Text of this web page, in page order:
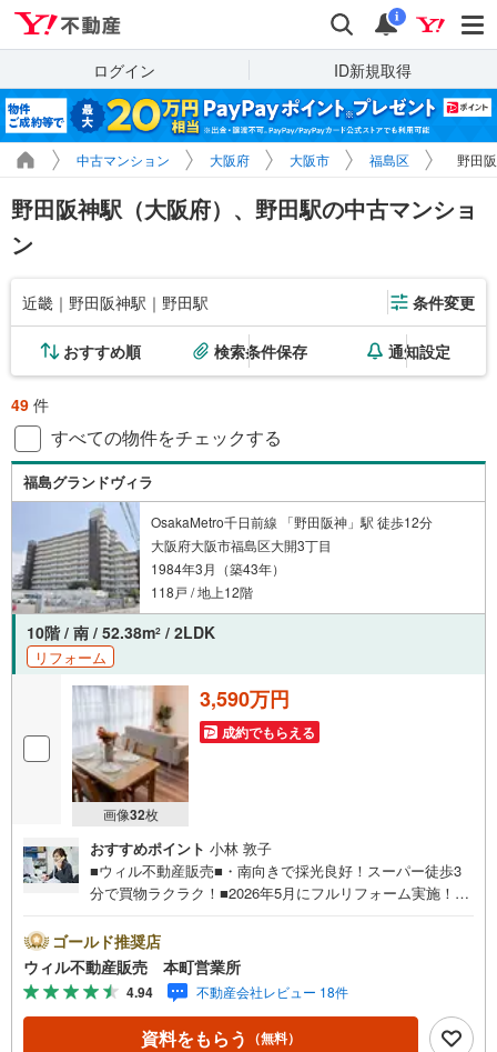
検索 通知
i
ログイン ID新規取得
中古マンション 大阪府 大阪市 福島区 野田
野田阪神駅（大阪府）、野田駅の中古マンショ
ン
近畿｜野田阪神駅｜野田駅 条件変更
おすすめ順 検索条件保存 通知設定
49 件
すべての物件をチェックする
福島グランドヴィラ
OsakaMetro千日前線 「野田阪神」駅 徒歩12分
大阪府大阪市福島区大開3丁目
1984年3月（築43年）
118戸 / 地上12階
10階 / 南 / 52.38m2 / 2LDK
リフォーム
画像32枚
3,590万円
成約でもらえる
おすすめポイント 小林 敦子
■ウィル不動産販売■・南向きで採光良好！スーパー徒歩3
分で買物ラクラク！■2026年5月にフルリフォーム実施！室
室、洗面台新調・建具交換・全室クロス、フローリング張
替え・ハウスクリーニングなど。■小・中学校ともに徒歩圏
で通学安心！■阪神「淀川」駅徒歩5分の好立地！■『大開
西公園』徒歩10分、身近に緑あり！■『コーナン福島大開
店』まで徒歩5分！■『ファミリーマート 大開四丁目店』ま
ゴールド推奨店
ウィル不動産販売 本町営業所
4.94 不動産会社レビュー 18件
資料をもらう （無料）